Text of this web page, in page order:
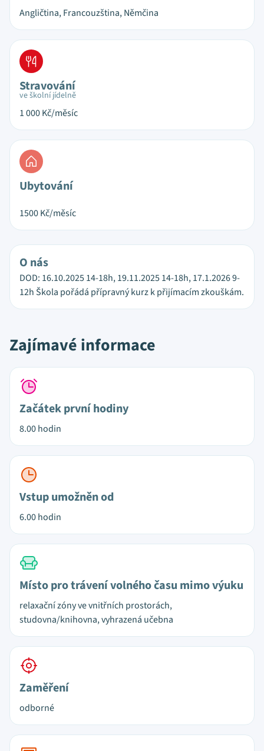
Angličtina, Francouzština, Němčina
Stravování
ve školní jídelně
1 000Kč/měsíc
Ubytování
1500Kč/měsíc
O nás
DOD: 16.10.2025 14-18h, 19.11.2025 14-18h, 17.1.2026 9-
12h Škola pořádá přípravný kurz k přijímacím zkouškám.
Zajímavé informace
Začátek první hodiny
8.00 hodin
Vstup umožněn od
6.00 hodin
Místo pro trávení volného času mimo výuku
relaxační zóny ve vnitřních prostorách,
studovna/knihovna, vyhrazená učebna
Zaměření
odborné